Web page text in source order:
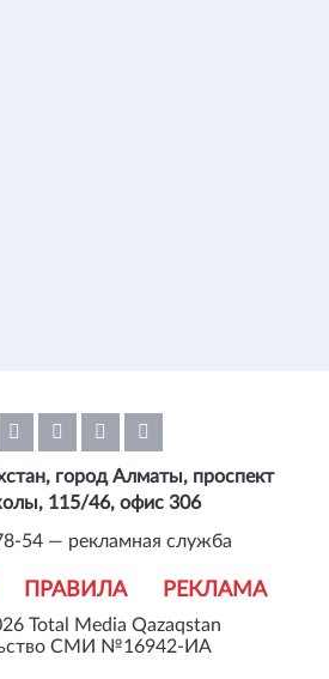
Total Media Qazaqstan
СМИ №16942-ИА
ПРАВИЛА РЕКЛАМА
город Алматы, проспект
115/46, офис 306
54 — рекламная служба